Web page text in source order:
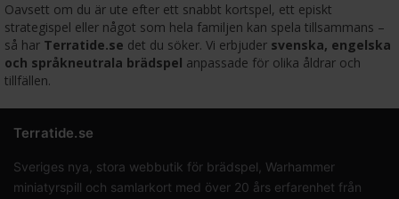
Oavsett om du är ute efter ett snabbt kortspel, ett episkt
strategispel eller något som hela familjen kan spela tillsammans –
så har Terratide.se det du söker. Vi erbjuder svenska, engelska
och språkneutrala brädspel anpassade för olika åldrar och
tillfällen.
Terratide.se
Sveriges nya, stora webbutik för brädspel, Warhammer
miniatyrspill och samlarkort med över 20 års erfarenhet från